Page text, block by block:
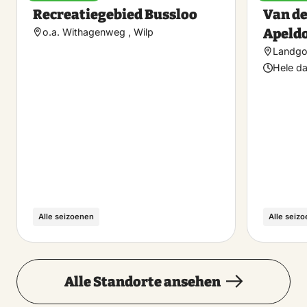
Recreatiegebied Bussloo
o.a. Withagenweg , Wilp
Alle seizoenen
Van
Hele
Alle
Alle Standorte ansehen